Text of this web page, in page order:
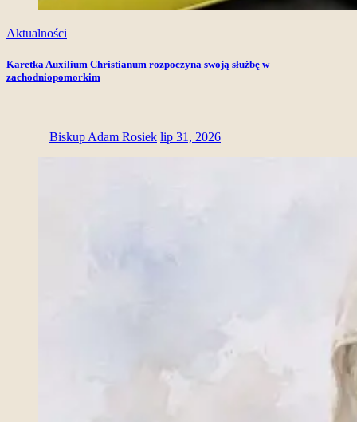
Aktualności
Karetka Auxilium Christianum rozpoczyna swoją służbę w
zachodniopomorkim
Biskup Adam Rosiek lip 31, 2026